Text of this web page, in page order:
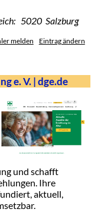
5020 Salzburg
melden Eintrag ändern
e. V. | dge.de
und schafft
Ihre
aktuell,